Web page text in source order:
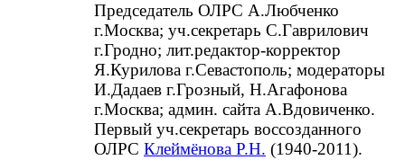
Председатель ОЛРС А.Любченко
г.Москва; уч.секретарь С.Гаврилович
г.Гродно; лит.редактор-корректор
Я.Курилова г.Севастополь; модераторы
И.Дадаев г.Грозный, Н.Агафонова
г.Москва; админ. сайта А.Вдовиченко.
Первый уч.секретарь воссозданного
ОЛРС Клеймёнова Р.Н. (1940-2011).